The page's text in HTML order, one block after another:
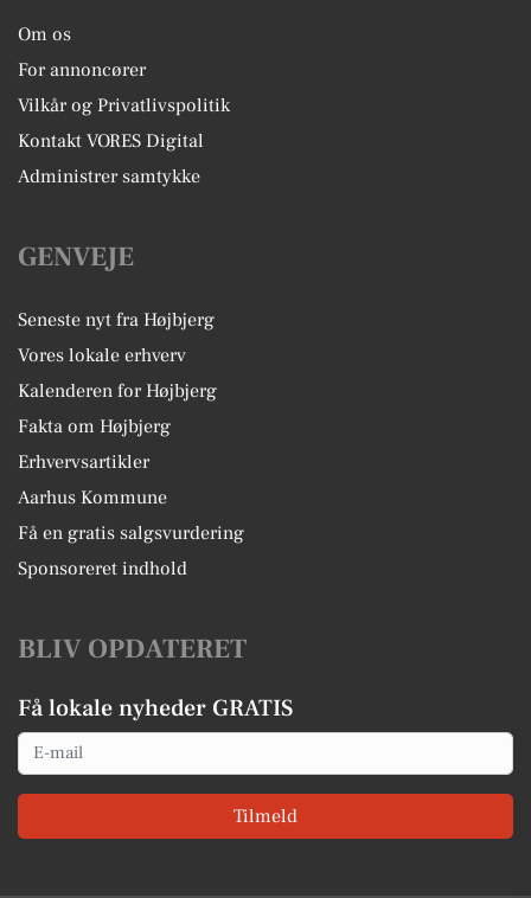
Om os
For annoncører
Vilkår og Privatlivspolitik
Kontakt VORES Digital
Administrer samtykke
GENVEJE
Seneste nyt fra Højbjerg
Vores lokale erhverv
Kalenderen for Højbjerg
Fakta om Højbjerg
Erhvervsartikler
Aarhus Kommune
Få en gratis salgsvurdering
Sponsoreret indhold
BLIV OPDATERET
Få lokale nyheder GRATIS
Email
Tilmeld